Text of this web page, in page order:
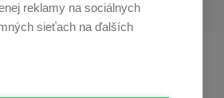
reklamy na sociálnych
sieťach na ďalších